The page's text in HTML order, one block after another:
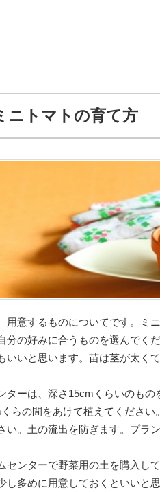
ニトマトの育て方
用意するものについてです。ミ
分の好みに合うものを選んでく
いいと思います。苗は茎が太く
ターは、深さ15cmくらいのも
らの間をあけて植えてくださ
い。土の流出を防ぎます。プラ
センターで野菜用の土を購入し
し多めに用意しておくといいと